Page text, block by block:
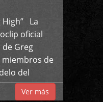
High” La
oficial
Greg
miembros de
del
Ver más